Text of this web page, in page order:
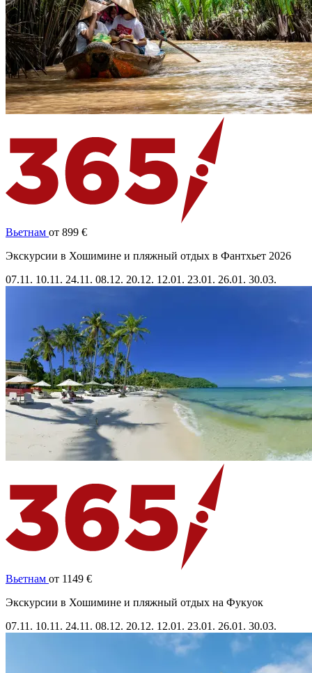
Вьетнам от 899 €
Экскурсии в Хошимине и пляжный отдых в Фантхьет 2026
07.11. 10.11. 24.11. 08.12. 20.12. 12.01. 23.01. 26.01. 30.03.
Вьетнам от 1149 €
Экскурсии в Хошимине и пляжный отдых на Фукуок
07.11. 10.11. 24.11. 08.12. 20.12. 12.01. 23.01. 26.01. 30.03.